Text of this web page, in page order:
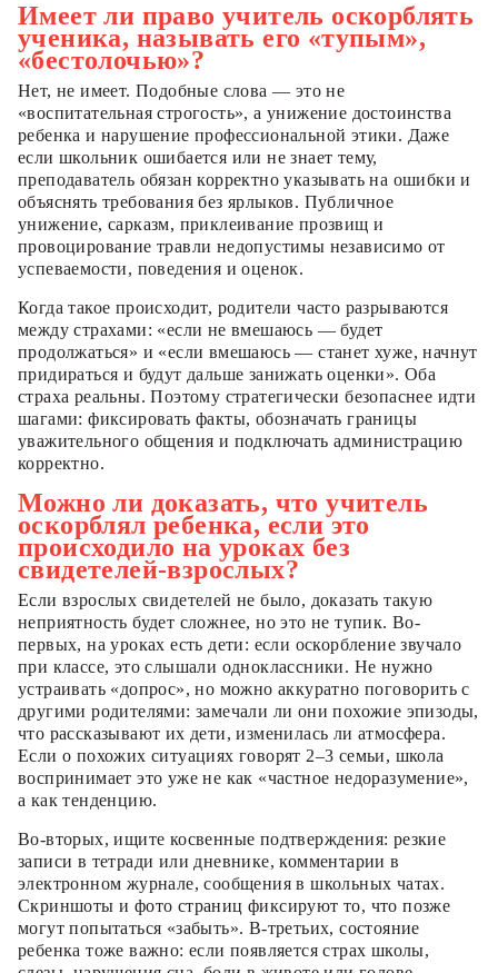
Имеет ли право учитель оскорблять
ученика, называть его «тупым»,
«бестолочью»?
Нет, не имеет. Подобные слова — это не
«воспитательная строгость», а унижение достоинства
ребенка и нарушение профессиональной этики. Даже
если школьник ошибается или не знает тему,
преподаватель обязан корректно указывать на ошибки и
объяснять требования без ярлыков. Публичное
унижение, сарказм, приклеивание прозвищ и
провоцирование травли недопустимы независимо от
успеваемости, поведения и оценок.
Когда такое происходит, родители часто разрываются
между страхами: «если не вмешаюсь — будет
продолжаться» и «если вмешаюсь — станет хуже, начнут
придираться и будут дальше занижать оценки». Оба
страха реальны. Поэтому стратегически безопаснее идти
шагами: фиксировать факты, обозначать границы
уважительного общения и подключать администрацию
корректно.
Можно ли доказать, что учитель
оскорблял ребенка, если это
происходило на уроках без
свидетелей-взрослых?
Если взрослых свидетелей не было, доказать такую
неприятность будет сложнее, но это не тупик. Во-
первых, на уроках есть дети: если оскорбление звучало
при классе, это слышали одноклассники. Не нужно
устраивать «допрос», но можно аккуратно поговорить с
другими родителями: замечали ли они похожие эпизоды,
что рассказывают их дети, изменилась ли атмосфера.
Если о похожих ситуациях говорят 2–3 семьи, школа
воспринимает это уже не как «частное недоразумение»,
а как тенденцию.
Во-вторых, ищите косвенные подтверждения: резкие
записи в тетради или дневнике, комментарии в
электронном журнале, сообщения в школьных чатах.
Скриншоты и фото страниц фиксируют то, что позже
могут попытаться «забыть». В-третьих, состояние
ребенка тоже важно: если появляется страх школы,